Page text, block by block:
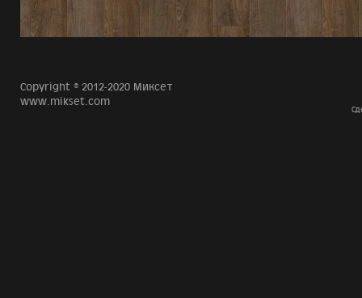
Copyright © 2012-2020 Миксет
www.mikset.com